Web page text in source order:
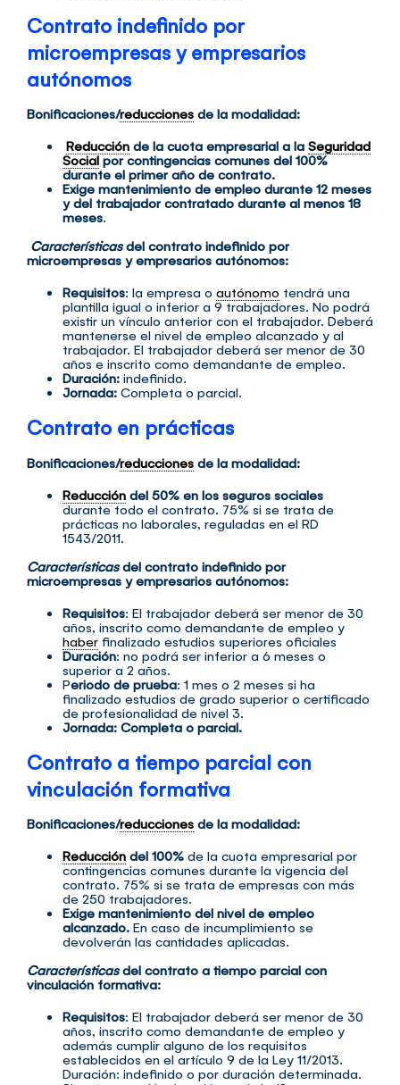
Contrato indefinido por
microempresas y empresarios
autónomos
Bonificaciones/reducciones de la modalidad:
Reducción de la cuota empresarial a la Seguridad
Socialpor contingencias comunes del 100%
durante el primer año de contrato.
Exige mantenimiento de empleo durante 12 meses
y del trabajador contratado durante al menos 18
meses.
Características del contrato indefinido por
microempresas y empresarios autónomos:
Requisitos: la empresa o autónomo tendrá una
plantilla igual o inferior a 9 trabajadores. No podrá
existir un vínculo anterior con el trabajador. Deberá
mantenerse el nivel de empleo alcanzado y al
trabajador. El trabajador deberá ser menor de 30
años e inscrito como demandante de empleo.
Duración: indefinido.
Jornada: Completa o parcial.
Contrato en prácticas
Bonificaciones/reducciones de la modalidad:
Reducción del 50% en los seguros sociales
durante todo el contrato. 75% si se trata de
prácticas no laborales, reguladas en el RD
1543/2011.
Característicasdel contrato indefinido por
microempresas y empresarios autónomos:
Requisitos: El trabajador deberá ser menor de 30
años, inscrito como demandante de empleo y
haber finalizado estudios superiores oficiales
Duración: no podrá ser inferior a 6 meses o
superior a 2 años.
Periodo de prueba: 1 mes o 2 meses si ha
finalizado estudios de grado superior o certificado
de profesionalidad de nivel 3.
Jornada: Completa o parcial.
Contrato a tiempo parcial con
vinculación formativa
Bonificaciones/reducciones de la modalidad:
Reducción del 100% de la cuota empresarial por
contingencias comunes durante la vigencia del
contrato. 75% si se trata de empresas con más
de 250 trabajadores.
Exige mantenimiento del nivel de empleo
alcanzado. En caso de incumplimiento se
devolverán las cantidades aplicadas.
Característicasdel contrato a tiempo parcial con
vinculación formativa:
Requisitos: El trabajador deberá ser menor de 30
años, inscrito como demandante de empleo y
además cumplir alguno de los requisitos
establecidos en el artículo 9 de la Ley 11/2013.
Duración: indefinido o por duración determinada.